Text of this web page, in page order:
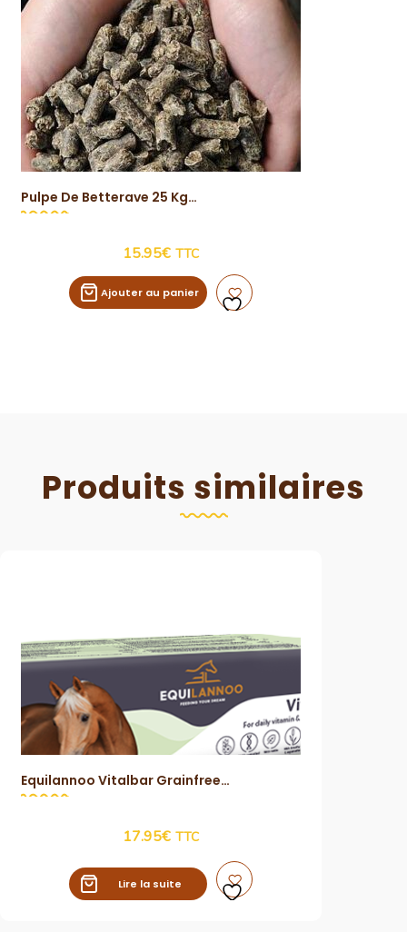
Pulpe De Betterave 25 Kg
15.95€ TTC
Ajouter au panier
Produits similaires
Equilannoo Vitalbar Grainfree
17.95€ TTC
Lire la suite